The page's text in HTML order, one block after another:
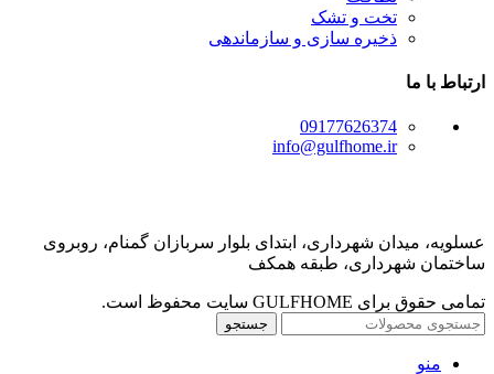
تخت و تشک
ذخیره سازی و سازماندهی
ارتباط با ما
09177626374
info@gulfhome.ir
عسلویه، میدان شهرداری، ابتدای بلوار سربازان گمنام، روبروی
ساختمان شهرداری، طبقه همکف
تمامی حقوق برای GULFHOME سایت محفوظ است.
جستجو
منو